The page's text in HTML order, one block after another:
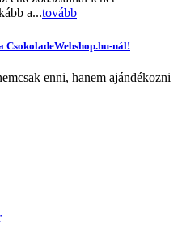
a...tovább
CsokoladeWebshop.hu-nál!
enni, hanem ajándékozni